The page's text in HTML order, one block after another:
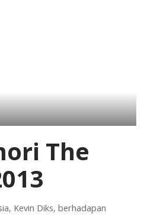
The
Kevin Diks, berhadapan